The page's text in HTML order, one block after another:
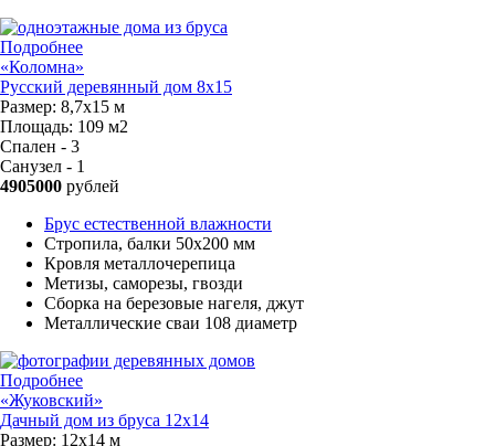
Подробнее
«Коломна»
Русский деревянный дом 8х15
Размер: 8,7х15 м
Площадь: 109 м2
Спален - 3
Санузел - 1
4905000 рублей
Брус естественной влажности
Стропила, балки 50х200 мм
Кровля металлочерепица
Метизы, саморезы, гвозди
Сборка на березовые нагеля, джут
Металлические сваи 108 диаметр
Подробнее
«Жуковский»
Дачный дом из бруса 12х14
Размер: 12х14 м